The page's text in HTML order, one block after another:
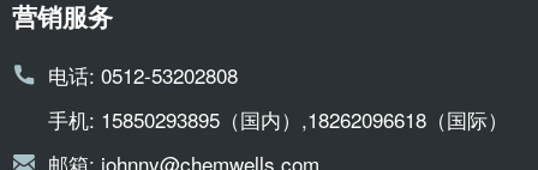
营销服务
电话: 0512-53202808
手机: 15850293895（国内）,18262096618（国际）
邮箱: johnny@chemwells.com